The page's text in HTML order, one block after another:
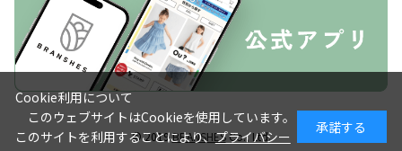
© 2019BRANSHESCo., Ltd.
Cookie利用について
このウェブサイトはCookieを使用しています。
このサイトを利用することにより、プライバシー
承諾する